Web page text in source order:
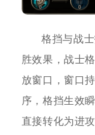
格挡与战
胜效果，战士
放窗口，窗口
序，格挡生效
直接转化为进